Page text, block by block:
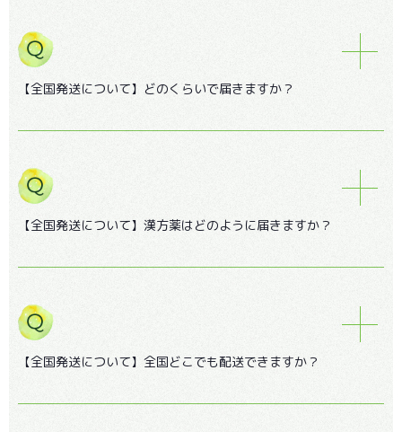
【全国発送について】どのくらいで届きますか？
【全国発送について】漢方薬はどのように届きますか？
【全国発送について】全国どこでも配送できますか？